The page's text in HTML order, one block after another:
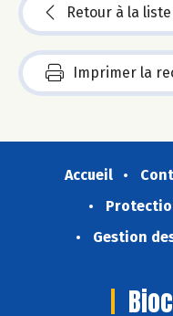
Retour à la liste
Imprimer la
Accueil
Gestion